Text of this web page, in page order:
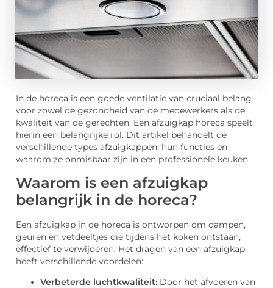
In de horeca is een goede ventilatie van cruciaal belang
voor zowel de gezondheid van de medewerkers als de
kwaliteit van de gerechten. Een afzuigkap horeca speelt
hierin een belangrijke rol. Dit artikel behandelt de
verschillende types afzuigkappen, hun functies en
waarom ze onmisbaar zijn in een professionele keuken.
Waarom is een afzuigkap
belangrijk in de horeca?
Een afzuigkap in de horeca is ontworpen om dampen,
geuren en vetdeeltjes die tijdens het koken ontstaan,
effectief te verwijderen. Het dragen van een afzuigkap
heeft verschillende voordelen:
Verbeterde luchtkwaliteit: Door het afvoeren van